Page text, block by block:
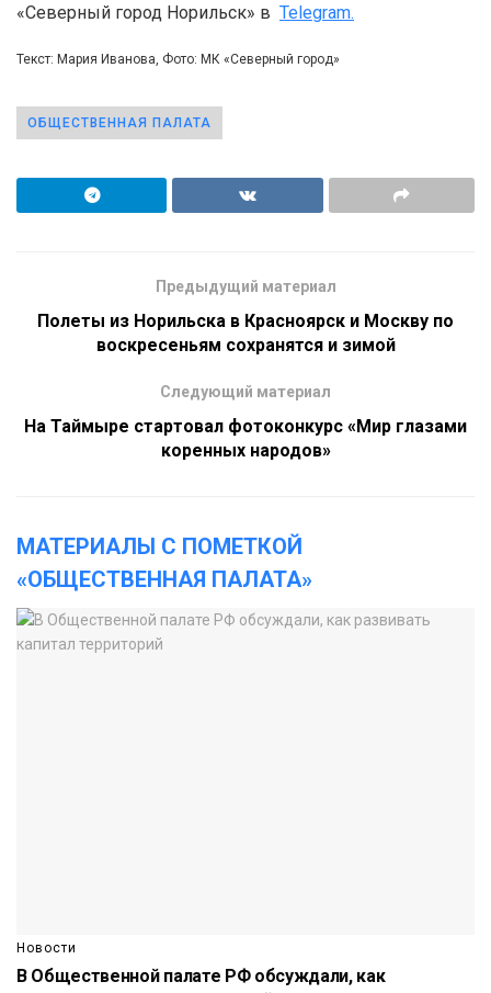
«Северный город Норильск» в Telegram.
Текст: Мария Иванова, Фото: МК «Северный город»
ОБЩЕСТВЕННАЯ ПАЛАТА
Предыдущий материал
Полеты из Норильска в Красноярск и Москву по
воскресеньям сохранятся и зимой
Следующий материал
На Таймыре стартовал фотоконкурс «Мир глазами
коренных народов»
МАТЕРИАЛЫ С ПОМЕТКОЙ
«ОБЩЕСТВЕННАЯ ПАЛАТА»
Новости
В Общественной палате РФ обсуждали, как